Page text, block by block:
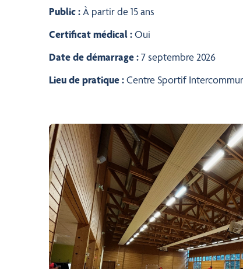
Public : À partir de 15 ans
Certificat médical :Oui
Date de démarrage :7 septembre 2026
Lieu de pratique :Centre Sportif